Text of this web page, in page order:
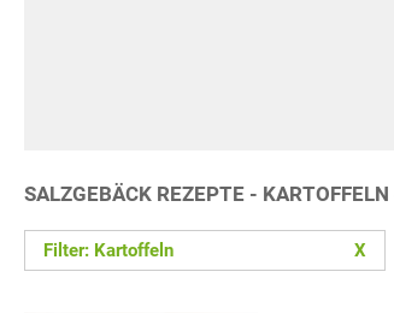
SALZGEBÄCK REZEPTE - KARTOFFELN
Filter: Kartoffeln X